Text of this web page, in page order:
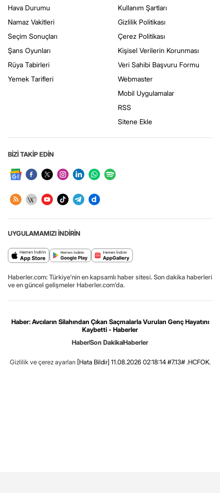
Hava Durumu
Namaz Vakitleri
Seçim Sonuçları
Şans Oyunları
Rüya Tabirleri
Yemek Tarifleri
Kullanım Şartları
Gizlilik Politikası
Çerez Politikası
Kişisel Verilerin Korunması
Veri Sahibi Başvuru Formu
Webmaster
Mobil Uygulamalar
RSS
Sitene Ekle
BİZİ TAKİP EDİN
UYGULAMAMIZI İNDİRİN
Haberler.com: Türkiye’nin en kapsamlı haber sitesi. Son dakika haberleri
ve en güncel gelişmeler Haberler.com’da.
Haber: Avcıların Silahından Çıkan Saçmalarla Vurulan Genç Hayatını
Kaybetti - Haberler
HaberSon DakikaHaberler
Gizlilik ve çerez ayarları [Hata Bildir] 11.08.2026 02:18:14 #7.13# .HCFOK.